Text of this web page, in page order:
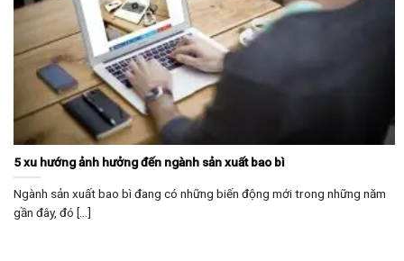
5 xu hướng ảnh hưởng đến ngành sản xuất bao bì
Ngành sản xuất bao bì đang có những biến động mới trong những năm
gần đây, đó [...]